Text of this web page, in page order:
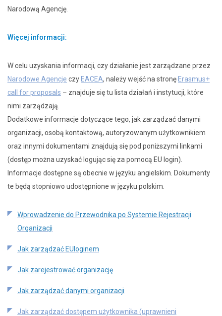
Narodową Agencję.
Więcej informacji:
W celu uzyskania informacji, czy działanie jest zarządzane przez
Narodowe Agencje czy EACEA, należy wejść na stronę Erasmus+
call for proposals – znajduje się tu lista działań i instytucji, które
nimi zarządzają.
Dodatkowe informacje dotyczące tego, jak zarządzać danymi
organizacji, osobą kontaktową, autoryzowanym użytkownikiem
oraz innymi dokumentami znajdują się pod poniższymi linkami
(dostęp można uzyskać logując się za pomocą EU login).
Informacje dostępne są obecnie w języku angielskim. Dokumenty
te będą stopniowo udostępnione w języku polskim.
Wprowadzenie do Przewodnika po Systemie Rejestracji
Organizacji
Jak zarządzać EUloginem
Jak zarejestrować organizację
Jak zarządzać danymi organizacji
Jak zarządzać dostępem użytkownika (uprawnieni